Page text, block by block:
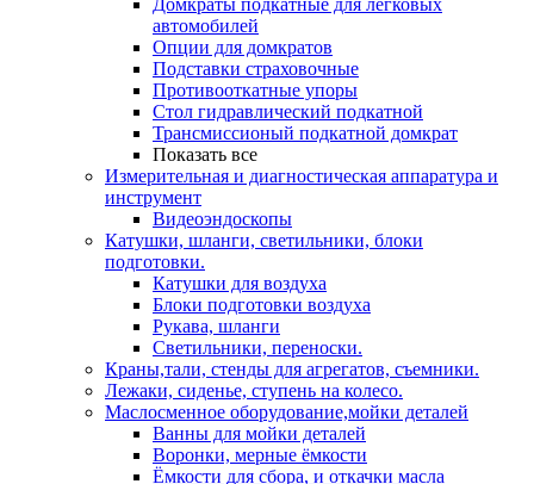
Домкраты подкатные для легковых
автомобилей
Опции для домкратов
Подставки страховочные
Противооткатные упоры
Стол гидравлический подкатной
Трансмиссионый подкатной домкрат
Показать все
Измерительная и диагностическая аппаратура и
инструмент
Видеоэндоскопы
Катушки, шланги, светильники, блоки
подготовки.
Катушки для воздуха
Блоки подготовки воздуха
Рукава, шланги
Светильники, переноски.
Краны,тали, стенды для агрегатов, съемники.
Лежаки, сиденье, ступень на колесо.
Маслосменное оборудование,мойки деталей
Ванны для мойки деталей
Воронки, мерные ёмкости
Ёмкости для сбора, и откачки масла